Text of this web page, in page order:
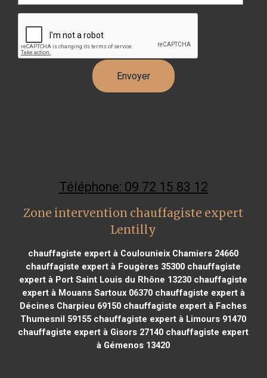
Téléphone: 09 72 15 83 12
Zone intervention chauffagiste expert
Lentilly
chauffagiste expert à Coulounieix Chamiers 24660
chauffagiste expert à Fougères 35300 chauffagiste
expert à Port Saint Louis du Rhône 13230 chauffagiste
expert à Mouans Sartoux 06370chauffagiste expert à
Décines Charpieu 69150 chauffagiste expert à Faches
Thumesnil 59155 chauffagiste expert à Limours 91470
chauffagiste expert à Gisors 27140 chauffagiste expert
à Gémenos 13420